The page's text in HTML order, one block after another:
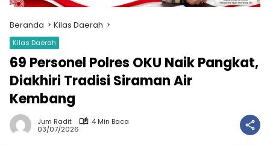
Beranda Kilas Daerah
Kilas Daerah
69 Personel Polres OKU Naik Pangkat,
Diakhiri Tradisi Siraman Air
Kembang
Jum Radit
4 Min Baca
03/07/2026